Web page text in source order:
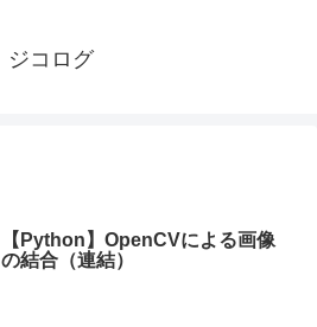
ジコログ
【Python】OpenCVによる画像
の結合（連結）